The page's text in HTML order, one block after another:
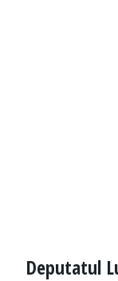
Deputatul